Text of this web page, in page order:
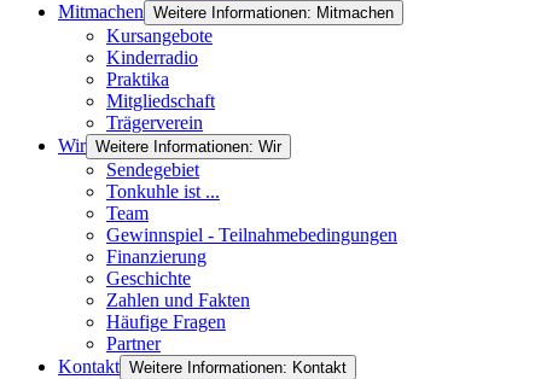
Mitmachen Weitere Informationen: Mitmachen
Kursangebote
Kinderradio
Praktika
Mitgliedschaft
Trägerverein
Wir Weitere Informationen: Wir
Sendegebiet
Tonkuhle ist ...
Team
Gewinnspiel - Teilnahmebedingungen
Finanzierung
Geschichte
Zahlen und Fakten
Häufige Fragen
Partner
Kontakt Weitere Informationen: Kontakt